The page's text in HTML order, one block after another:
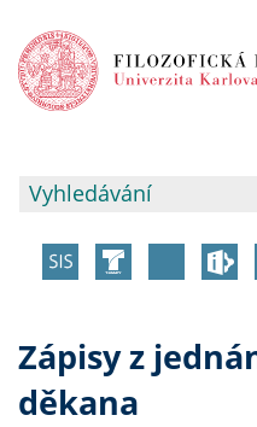
Zápisy z
děkana